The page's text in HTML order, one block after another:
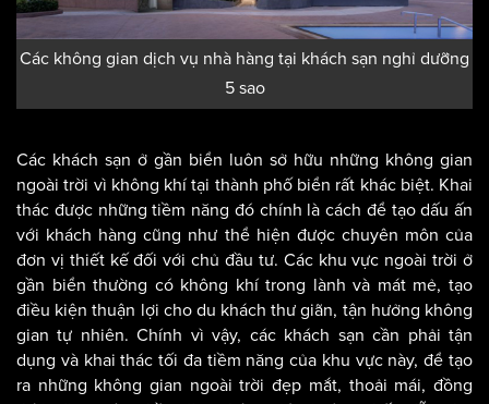
Các không gian dịch vụ nhà hàng tại khách sạn nghỉ dưỡng
5 sao
Các khách sạn ở gần biển luôn sở hữu những không gian
ngoài trời vì không khí tại thành phố biển rất khác biệt. Khai
thác được những tiềm năng đó chính là cách để tạo dấu ấn
với khách hàng cũng như thể hiện được chuyên môn của
đơn vị thiết kế đối với chủ đầu tư. Các khu vực ngoài trời ở